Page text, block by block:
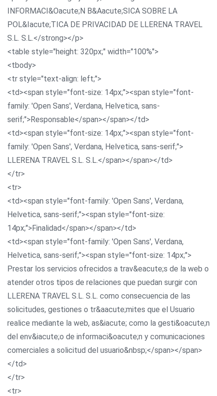
INFORMACI&Oacute;N B&Aacute;SICA SOBRE LA
POL&Iacute;TICA DE PRIVACIDAD DE LLERENA TRAVEL
S.L. S.L.</strong></p>
<table style="height: 320px;" width="100%">
<tbody>
<tr style="text-align: left;">
<td><span style="font-size: 14px;"><span style="font-
family: 'Open Sans', Verdana, Helvetica, sans-
serif;">Responsable</span></span></td>
<td><span style="font-size: 14px;"><span style="font-
family: 'Open Sans', Verdana, Helvetica, sans-serif;">
LLERENA TRAVEL S.L. S.L.</span></span></td>
</tr>
<tr>
<td><span style="font-family: 'Open Sans', Verdana,
Helvetica, sans-serif;"><span style="font-size:
14px;">Finalidad</span></span></td>
<td><span style="font-family: 'Open Sans', Verdana,
Helvetica, sans-serif;"><span style="font-size: 14px;">
Prestar los servicios ofrecidos a trav&eacute;s de la web o
atender otros tipos de relaciones que puedan surgir con
LLERENA TRAVEL S.L. S.L. como consecuencia de las
solicitudes, gestiones o tr&aacute;mites que el Usuario
realice mediante la web, as&iacute; como la gesti&oacute;n
del env&iacute;o de informaci&oacute;n y comunicaciones
comerciales a solicitud del usuario&nbsp;</span></span>
</td>
</tr>
<tr>